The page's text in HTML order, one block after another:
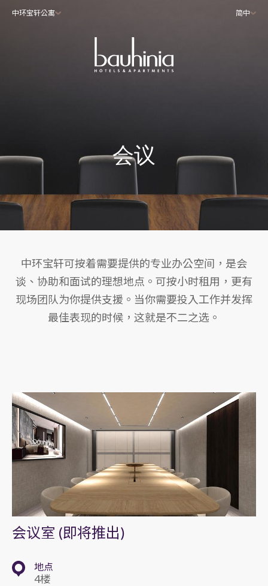
中环宝轩公寓 简中
会议
中环宝轩可按着需要提供的专业办公空间，是会
谈、协助和面试的理想地点。可按小时租用，更有
现场团队为你提供支援。当你需要投入工作并发挥
最佳表现的时候，这就是不二之选。
会议室 (即将推出)
地点
4楼